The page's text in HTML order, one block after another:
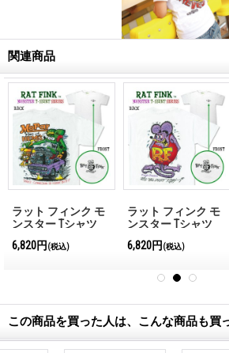
関連商品
ラット フィンク モ
ンスター Tシャツ
6,820円 (税込)
ラット フィンク モ
ンスター Tシャツ
6,820円 (税込)
この商品を買った人は、こんな商品も買